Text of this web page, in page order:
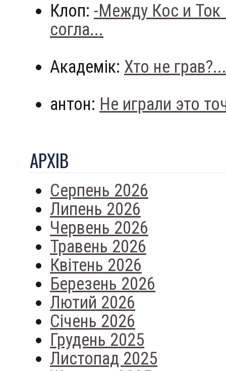
Клоп: -Между Кос и
согла...
Академік: Хто не грав?...
антон: Не играли это
АРХIВ
Серпень 2026
Липень 2026
Червень 2026
Травень 2026
Квітень 2026
Березень 2026
Лютий 2026
Січень 2026
Грудень 2025
Листопад 2025